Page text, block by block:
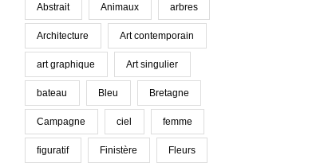
Abstrait Animaux arbres
Architecture Art contemporain
art graphique Art singulier
bateau Bleu Bretagne
Campagne ciel femme
figuratif Finistère Fleurs